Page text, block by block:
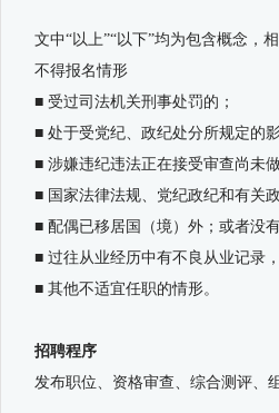
文中“以上”“以下”均为包含概念，
不得报名情形
■ 受过司法机关刑事处罚的；
■ 处于受党纪、政纪处分所规定的
■ 涉嫌违纪违法正在接受审查尚未
■ 国家法律法规、党纪政纪和有关
■ 配偶已移居国（境）外；或者没
■ 过往从业经历中有不良从业记录
■ 其他不适宜任职的情形。
招聘程序
发布职位、资格审查、综合测评、